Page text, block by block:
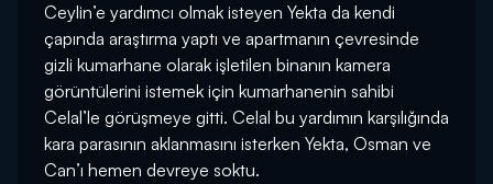
Ceylin’e yardımcı olmak isteyen Yekta da kendi
çapında araştırma yaptı ve apartmanın çevresinde
gizli kumarhane olarak işletilen binanın kamera
görüntülerini istemek için kumarhanenin sahibi
Celal’le görüşmeye gitti. Celal bu yardımın karşılığında
kara parasının aklanmasını isterken Yekta, Osman ve
Can’ı hemen devreye soktu.